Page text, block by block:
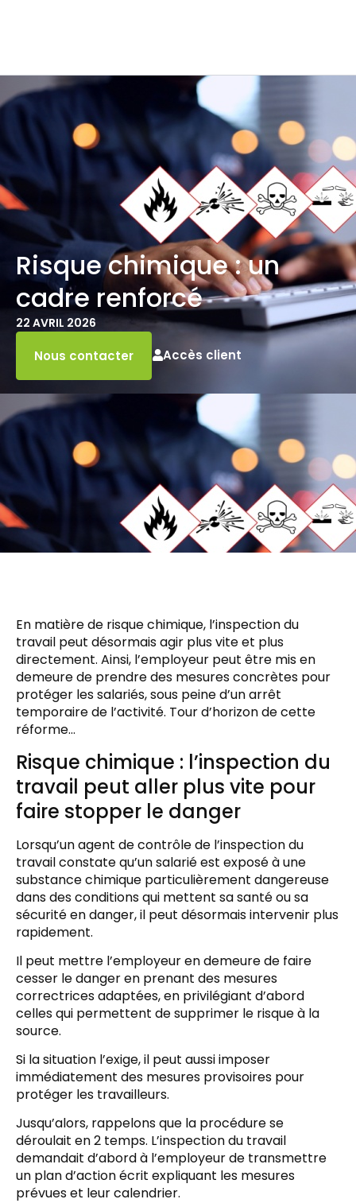
Risque chimique : un
cadre renforcé
22 AVRIL 2026
Nous contacter Accès client
En matière de risque chimique, l’inspection du
travail peut désormais agir plus vite et plus
directement. Ainsi, l’employeur peut être mis en
demeure de prendre des mesures concrètes pour
protéger les salariés, sous peine d’un arrêt
temporaire de l’activité. Tour d’horizon de cette
réforme…
Risque chimique : l’inspection du
travail peut aller plus vite pour
faire stopper le danger
Lorsqu’un agent de contrôle de l’inspection du
travail constate qu’un salarié est exposé à une
substance chimique particulièrement dangereuse
dans des conditions qui mettent sa santé ou sa
sécurité en danger, il peut désormais intervenir plus
rapidement.
Il peut mettre l’employeur en demeure de faire
cesser le danger en prenant des mesures
correctrices adaptées, en privilégiant d’abord
celles qui permettent de supprimer le risque à la
source.
Si la situation l’exige, il peut aussi imposer
immédiatement des mesures provisoires pour
protéger les travailleurs.
Jusqu’alors, rappelons que la procédure se
déroulait en 2 temps. L’inspection du travail
demandait d’abord à l’employeur de transmettre
un plan d’action écrit expliquant les mesures
prévues et leur calendrier.